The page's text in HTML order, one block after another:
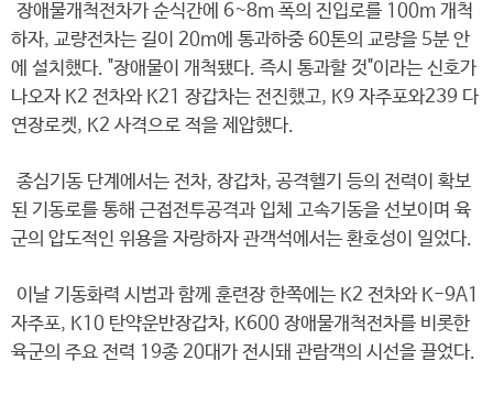
장애물개척전차가 순식간에 6~8m 폭의 진입로를 100m 개척
하자, 교량전차는 길이 20m에 통과하중 60톤의 교량을 5분 안
에 설치했다. "장애물이 개척됐다. 즉시 통과할 것"이라는 신호가
나오자 K2 전차와 K21 장갑차는 전진했고, K9 자주포와239 다
연장로켓, K2 사격으로 적을 제압했다.
종심기동 단계에서는 전차, 장갑차, 공격헬기 등의 전력이 확보
된 기동로를 통해 근접전투공격과 입체 고속기동을 선보이며 육
군의 압도적인 위용을 자랑하자 관객석에서는 환호성이 일었다.
이날 기동화력 시범과 함께 훈련장 한쪽에는 K2 전차와 K-9A1
자주포, K10 탄약운반장갑차, K600 장애물개척전차를 비롯한
육군의 주요 전력 19종 20대가 전시돼 관람객의 시선을 끌었다.